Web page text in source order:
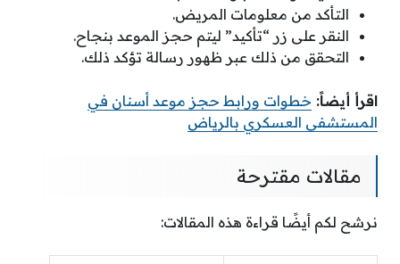
التأكد من معلومات المريض.
النقر على زر “تأكيد” ليتم حجز الموعد بنجاح.
التحقق من ذلك عبر ظهور رسالة تؤكد ذلك.
اقرأ أيضاً: خطوات ورابط حجز موعد أسنان في
المستشفى العسكري بالرياض
مقالات مقترحة
نرشح لكم أيضًا قراءة هذه المقالات: